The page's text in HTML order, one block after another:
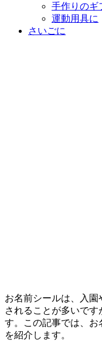
手作りのギ
運動用具に
さいごに
お名前シールは、入園
されることが多いで
す。この記事では、
を紹介します。